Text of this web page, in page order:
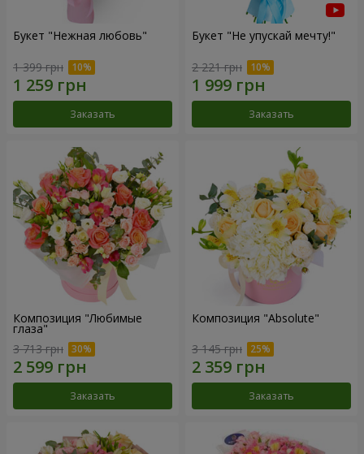
Букет "Нежная любовь"
1 399 грн
Заказать
Букет "Не упускай мечту!"
2 221 грн
Заказать
Композиция "Любимые
глаза"
3 713 грн
Заказать
Композиция "Absolute"
3 145 грн
Заказать